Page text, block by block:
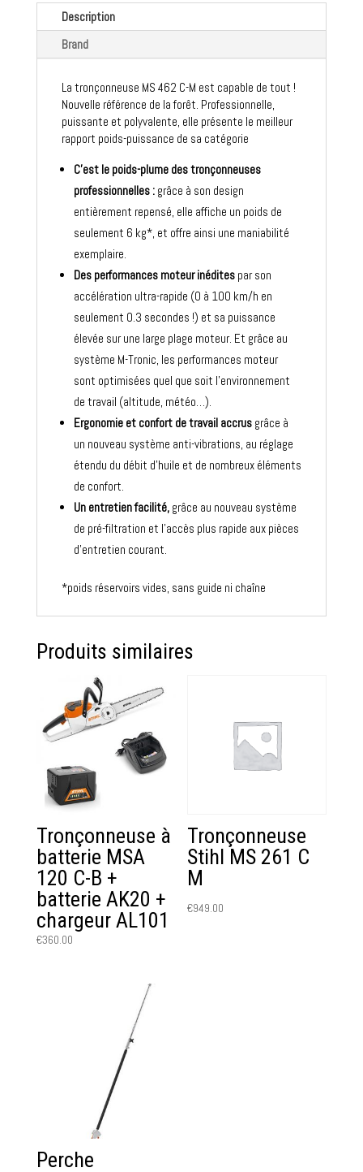
Description
Brand
La tronçonneuse MS 462 C-M est capable de tout !
Nouvelle référence de la forêt. Professionnelle,
puissante et polyvalente, elle présente le meilleur
rapport poids-puissance de sa catégorie
C’est le poids-plume des tronçonneuses
professionnelles :grâce à son design
entièrement repensé, elle affiche un poids de
seulement 6 kg*, et offre ainsi une maniabilité
exemplaire.
Des performances moteur inédites par son
accélération ultra-rapide (0 à 100 km/h en
seulement 0.3 secondes !) et sa puissance
élevée sur une large plage moteur. Et grâce au
système M-Tronic, les performances moteur
sont optimisées quel que soit l’environnement
de travail (altitude, météo…).
Ergonomie et confort de travail accrusgrâce à
un nouveau système anti-vibrations, au réglage
étendu du débit d’huile et de nombreux éléments
de confort.
Un entretien facilité, grâce au nouveau système
de pré-filtration et l’accès plus rapide aux pièces
d’entretien courant.
*poids réservoirs vides, sans guide ni chaîne
Produits similaires
Tronçonneuse à
batterie MSA
120 C-B +
batterie AK20 +
chargeur AL101
€360.00
Tronçonneuse
Stihl MS 261 C
M
€949.00
Perche